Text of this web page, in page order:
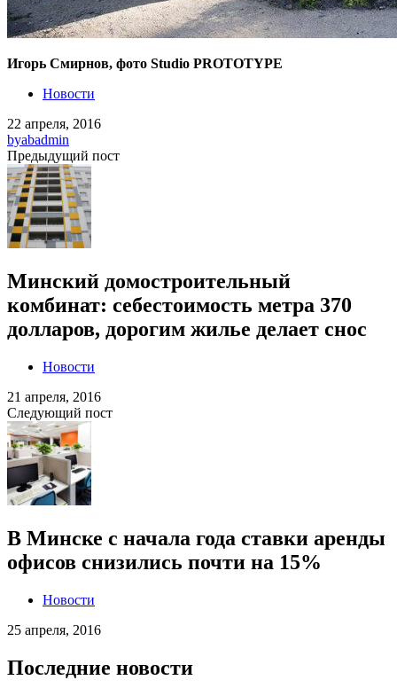
Игорь Смирнов, фото Studio PROTOTYPE
Новости
22 апреля, 2016
byabadmin
Предыдущий пост
Минский домостроительный
комбинат: себестоимость метра 370
долларов, дорогим жилье делает снос
Новости
21 апреля, 2016
Следующий пост
В Минске с начала года ставки аренды
офисов снизились почти на 15%
Новости
25 апреля, 2016
Последние новости